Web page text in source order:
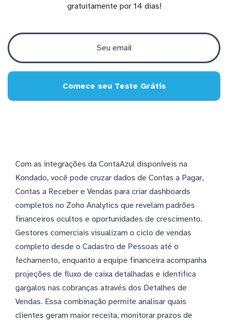
gratuitamente por 14 dias!
Comece seu Teste Grátis
Com as integrações da ContaAzul disponíveis na
Kondado, você pode cruzar dados de Contas a Pagar,
Contas a Receber e Vendas para criar dashboards
completos no Zoho Analytics que revelam padrões
financeiros ocultos e oportunidades de crescimento.
Gestores comerciais visualizam o ciclo de vendas
completo desde o Cadastro de Pessoas até o
fechamento, enquanto a equipe financeira acompanha
projeções de fluxo de caixa detalhadas e identifica
gargalos nas cobranças através dos Detalhes de
Vendas. Essa combinação permite analisar quais
clientes geram maior receita, monitorar prazos de